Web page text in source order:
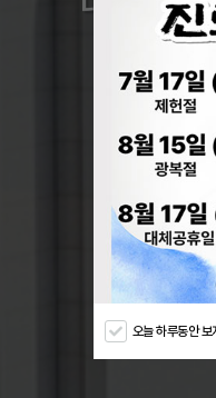
로
오늘 하루동안 보